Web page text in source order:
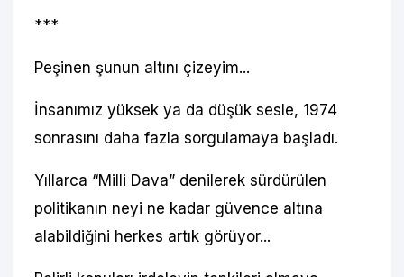
***
Peşinen şunun altını çizeyim...
İnsanımız yüksek ya da düşük sesle, 1974
sonrasını daha fazla sorgulamaya başladı.
Yıllarca “Milli Dava” denilerek sürdürülen
politikanın neyi ne kadar güvence altına
alabildiğini herkes artık görüyor...